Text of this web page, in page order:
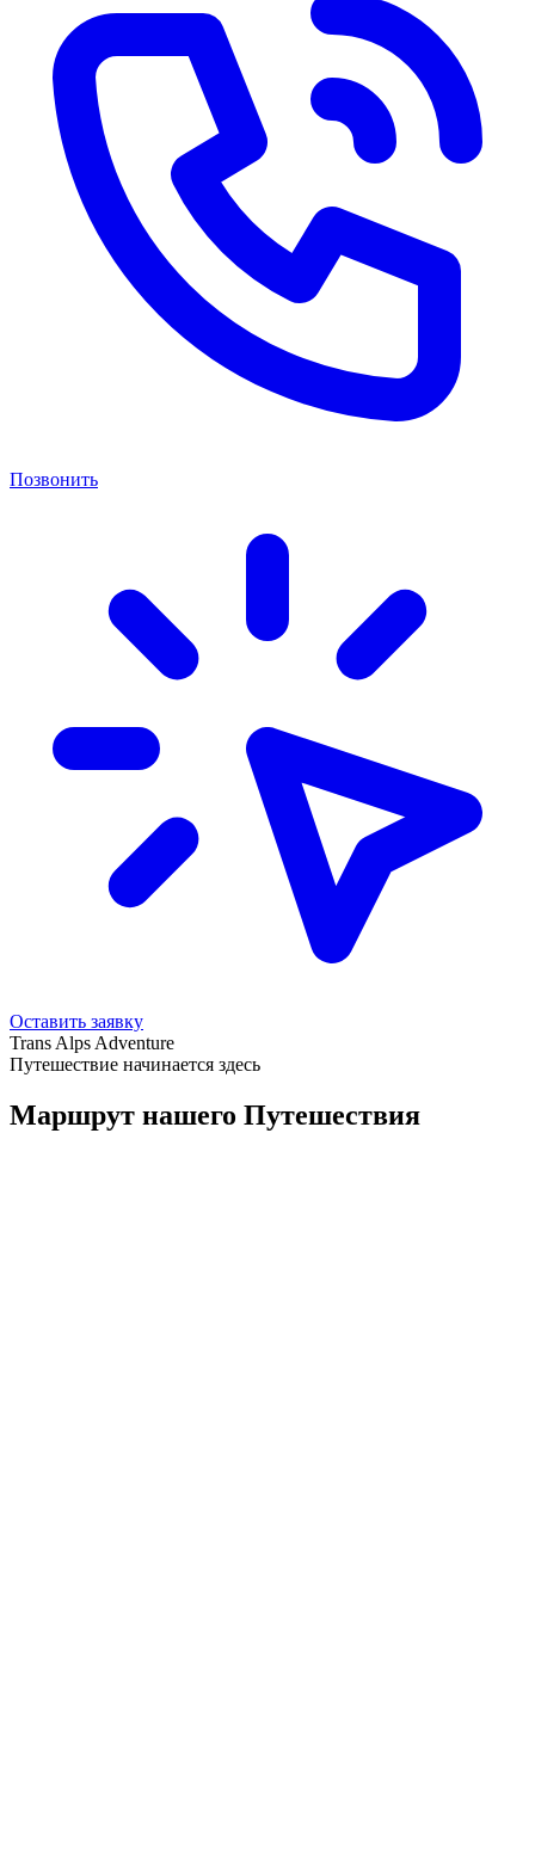
Позвонить
Оставить заявку
Trans Alps Adventure
Путешествие начинается здесь
Маршрут нашего Путешествия